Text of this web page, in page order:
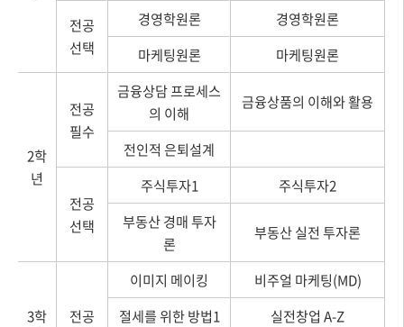
전공
선택
경영학원론
경영학원론
마케팅원론
마케팅원론
2학
년
전공
필수
금융상담 프로세스
의 이해
금융상품의 이해와 활용
전인적 은퇴설계
전공
선택
주식투자1
주식투자2
부동산 경매 투자
론
부동산 실전 투자론
3학
전공
이미지 메이킹
비주얼 마케팅(MD)
절세를 위한 방법1
실전창업 A-Z